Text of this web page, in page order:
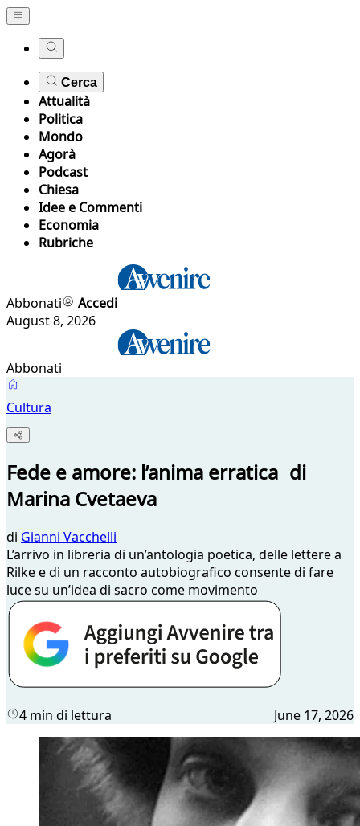
Cerca
Attualità
Politica
Mondo
Agorà
Podcast
Chiesa
Idee e Commenti
Economia
Rubriche
Abbonati
Accedi
August 8, 2026
Abbonati
Cultura
Fede e amore: l’anima erratica di
Marina Cvetaeva
di Gianni Vacchelli
L’arrivo in libreria di un’antologia poetica, delle lettere a
Rilke e di un racconto autobiografico consente di fare
luce su un’idea di sacro come movimento
4 min di lettura June 17, 2026